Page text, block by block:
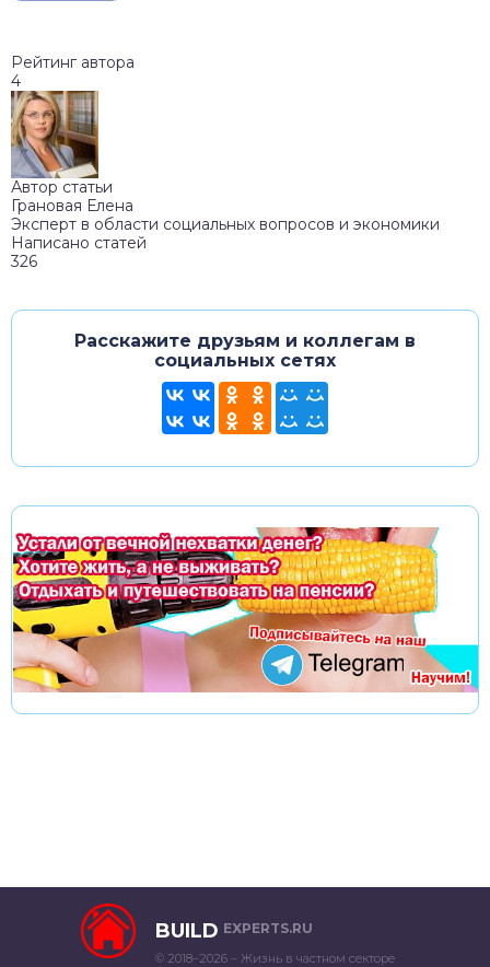
Рейтинг автора
4
Автор статьи
Грановая Елена
Эксперт в области социальных вопросов и экономики
Написано статей
326
Расскажите друзьям и коллегам в
социальных сетях
BUILD EXPERTS.RU
© 2018–2026 – Жизнь в частном секторе